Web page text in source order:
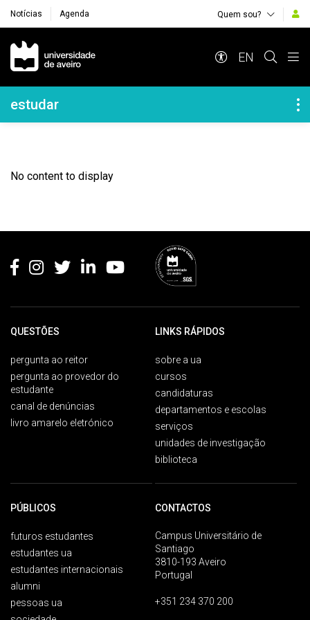
Notícias Agenda Quem sou?
Navegação Principal
EN
Navegação Lateral
estudar
No content to display
QUESTÕES
pergunta ao reitor
pergunta ao provedor do
estudante
canal de denúncias
livro amarelo eletrónico
LINKS RÁPIDOS
sobre a ua
cursos
candidaturas
departamentos e escolas
serviços
unidades de investigação
biblioteca
PÚBLICOS
futuros estudantes
estudantes ua
estudantes internacionais
alumni
pessoas ua
CONTACTOS
Campus Universitário de
Santiago
3810-193 Aveiro
Portugal
+351 234 370 200